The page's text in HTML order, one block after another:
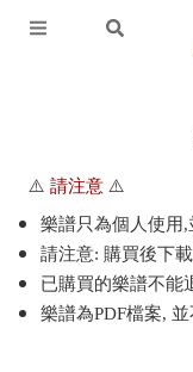
⚠️請注意 ⚠️
樂譜只為個人使用,
請注意: 購買後下
已購買的樂譜不能
樂譜為PDF檔案,